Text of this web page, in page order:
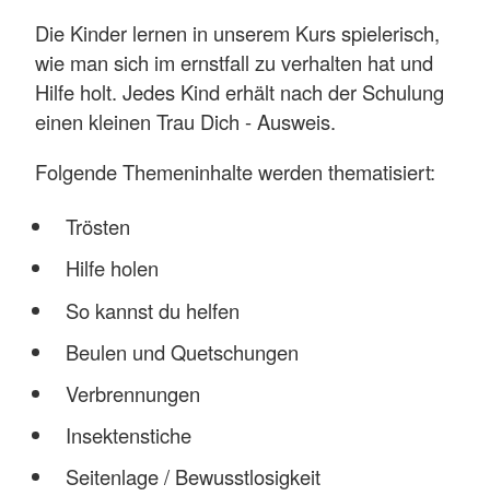
Die Kinder lernen in unserem Kurs spielerisch,
wie man sich im ernstfall zu verhalten hat und
Hilfe holt. Jedes Kind erhält nach der Schulung
einen kleinen Trau Dich - Ausweis.
Folgende Themeninhalte werden thematisiert:
Trösten
Hilfe holen
So kannst du helfen
Beulen und Quetschungen
Verbrennungen
Insektenstiche
Seitenlage / Bewusstlosigkeit